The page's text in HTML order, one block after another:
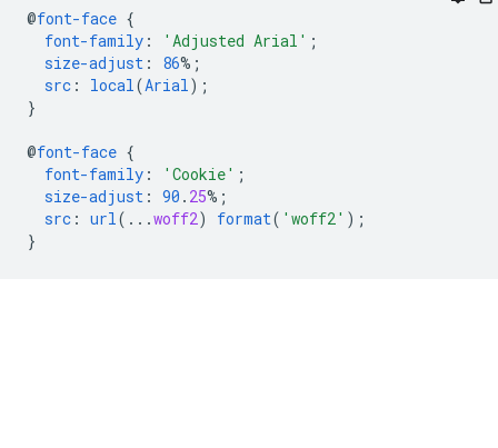
@font-face {
font-family : 'Adjusted Arial' ;
size-adjust : 86%;
src : local(Arial);
}
@font-face {
font-family : 'Cookie' ;
size-adjust : 90 . 25%;
src : url(.. .woff2) format( 'woff2' );
}